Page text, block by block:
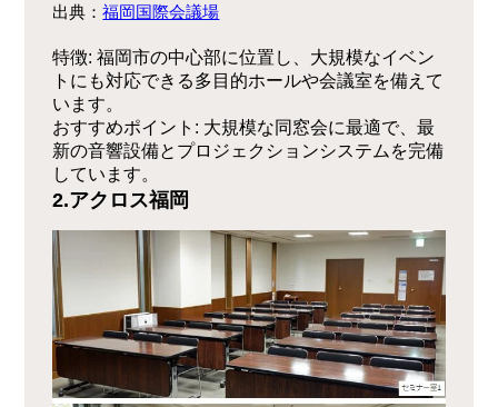
出典：福岡国際会議場
特徴: 福岡市の中心部に位置し、大規模なイベン
トにも対応できる多目的ホールや会議室を備えて
います。
おすすめポイント : 大規模な同窓会に最適で、最
新の音響設備とプロジェクションシステムを完備
しています。
2.アクロス福岡